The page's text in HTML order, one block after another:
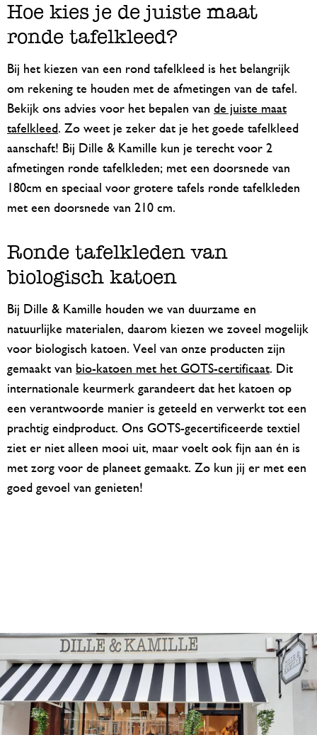
Hoe kies je de juiste maat
ronde tafelkleed?
Bij het kiezen van een rond tafelkleed is het belangrijk
om rekening te houden met de afmetingen van de tafel.
Bekijk ons advies voor het bepalen van de juiste maat
tafelkleed. Zo weet je zeker dat je het goede tafelkleed
aanschaft! Bij Dille & Kamille kun je terecht voor 2
afmetingen ronde tafelkleden; met een doorsnede van
180cm en speciaal voor grotere tafels ronde tafelkleden
met een doorsnede van 210 cm.
Ronde tafelkleden van
biologisch katoen
Bij Dille & Kamille houden we van duurzame en
natuurlijke materialen, daarom kiezen we zoveel mogelijk
voor biologisch katoen. Veel van onze producten zijn
gemaakt van bio-katoen met het GOTS-certificaat. Dit
internationale keurmerk garandeert dat het katoen op
een verantwoorde manier is geteeld en verwerkt tot een
prachtig eindproduct. Ons GOTS-gecertificeerde textiel
ziet er niet alleen mooi uit, maar voelt ook fijn aan én is
met zorg voor de planeet gemaakt. Zo kun jij er met een
goed gevoel van genieten!